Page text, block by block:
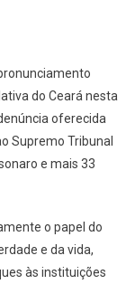
do Ceará nesta
oferecida
Supremo Tribunal
e mais 33
o papel do
e da vida,
às instituições